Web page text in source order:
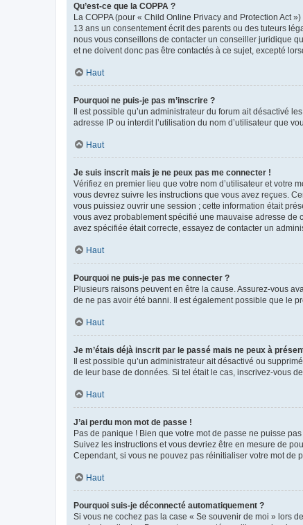
Qu’est-ce que la COPPA ?
La COPPA (pour « Child Online Privacy and Protection Act
13 ans un consentement écrit des parents ou des tuteurs
nous vous conseillons de contacter un conseiller juridique
et ne doivent donc pas être contactés à ce sujet, excepté
Haut
Pourquoi ne puis-je pas m’inscrire ?
Il est possible qu’un administrateur du forum ait désactivé
adresse IP ou interdit l’utilisation du nom d’utilisateur que
Haut
Je suis inscrit mais je ne peux pas me connecter !
Vérifiez en premier lieu que votre nom d’utilisateur et votre
vous devrez suivre les instructions que vous avez reçues.
vous puissiez ouvrir une session ; cette information était
vous avez probablement spécifié une mauvaise adresse
avez spécifiée était correcte, essayez de contacter un
Haut
Pourquoi ne puis-je pas me connecter ?
Plusieurs raisons peuvent en être la cause. Assurez-vous
de ne pas avoir été banni. Il est également possible que le
Haut
Je m’étais déjà inscrit par le passé mais ne peux à
Il est possible qu’un administrateur ait désactivé ou
de leur base de données. Si tel était le cas, inscrivez-vous
Haut
J’ai perdu mon mot de passe !
Pas de panique ! Bien que votre mot de passe ne puisse
Suivez les instructions et vous devriez être en mesure de
Cependant, si vous ne pouvez pas réinitialiser votre mot de
Haut
Pourquoi suis-je déconnecté automatiquement ?
Si vous ne cochez pas la case « Se souvenir de moi » lors